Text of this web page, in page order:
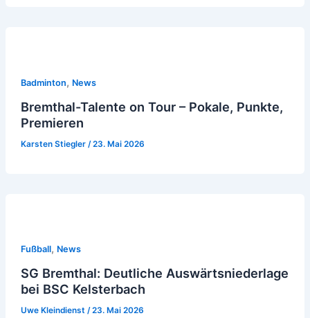
Badminton, News
Bremthal-Talente on Tour – Pokale, Punkte,
Premieren
Karsten Stiegler /23. Mai 2026
Fußball, News
SG Bremthal: Deutliche Auswärtsniederlage
bei BSC Kelsterbach
Uwe Kleindienst /23. Mai 2026